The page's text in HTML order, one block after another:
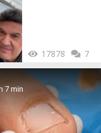
17878 7
7 min